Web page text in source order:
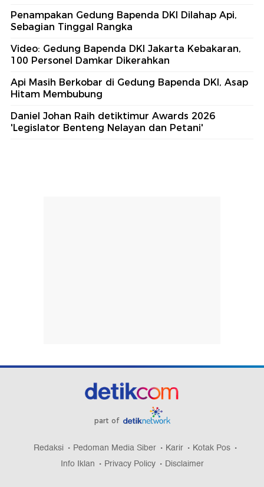
Penampakan Gedung Bapenda DKI Dilahap Api,
Sebagian Tinggal Rangka
Video: Gedung Bapenda DKI Jakarta Kebakaran,
100 Personel Damkar Dikerahkan
Api Masih Berkobar di Gedung Bapenda DKI, Asap
Hitam Membubung
Daniel Johan Raih detiktimur Awards 2026
'Legislator Benteng Nelayan dan Petani'
part of
Redaksi Pedoman Media Siber Karir
Kotak Pos
Info Iklan
Privacy Policy Disclaimer